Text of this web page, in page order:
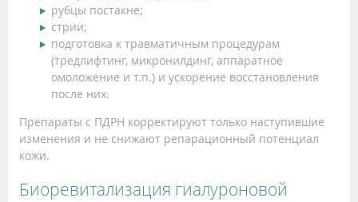
рубцы постакне;
стрии;
подготовка к травматичным процедурам
(тредлифтинг, микронилдинг, аппаратное
омоложение и т.п.) и ускорение восстановления
после них.
Препараты с ПДРН корректируют только наступившие
изменения и не снижают репарационный потенциал
кожи.
Биоревитализация гиалуроновой